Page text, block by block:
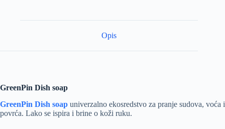
Opis
GreenPin Dish soap
GreenPin Dish soap univerzalno ekosredstvo za pranje sudova, voća i
povrća. Lako se ispira i brine o koži ruku.